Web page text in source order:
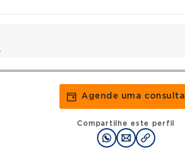
Agende uma consulta
Compartilhe este perfil